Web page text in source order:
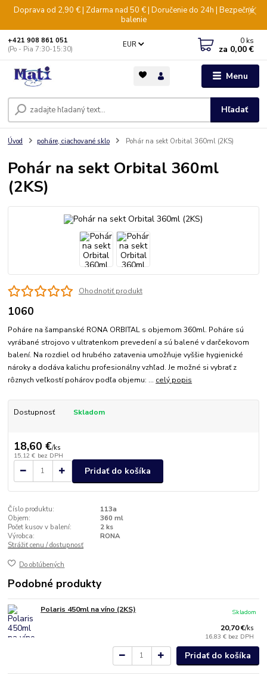
Doprava od 2,90 € | Zdarma nad 50 € | Doručenie do 24h | Bezpečné
balenie
Menu
EUR
Hľadať
+421 908 861 051
(Po - Pia 7:30-15:30)
0 ks
za 0,00 €
Úvod poháre, ciachované sklo Pohár na sekt Orbital 360ml (2KS)
Pohár na sekt Orbital 360ml
(2KS)
Ohodnotiť produkt
1060
Poháre na šampanské RONA ORBITAL s objemom 360ml. Poháre sú
vyrábané strojovo v ultratenkom prevedení a sú balené v darčekovom
balení. Na rozdiel od hrubého zatavenia umožňuje vyššie hygienické
nároky a dodáva kalichu profesionálny vzhľad. Je možné si vybrať z
rôznych veľkostí pohárov podľa objemu: ... celý popis
Dostupnosť Skladom
18,60 €/ks
15,12 € bez DPH
Pridať do košíka
Číslo produktu:
113a
Objem:
360 ml
Počet kusov v balení:
2 ks
Výrobca:
RONA
Strážiť cenu / dostupnosť
Do obľúbených
Podobné produkty
Polaris 450ml na víno (2KS)
20,70 €/ks
16,83 € bez DPH
Skladom
Pridať do košíka